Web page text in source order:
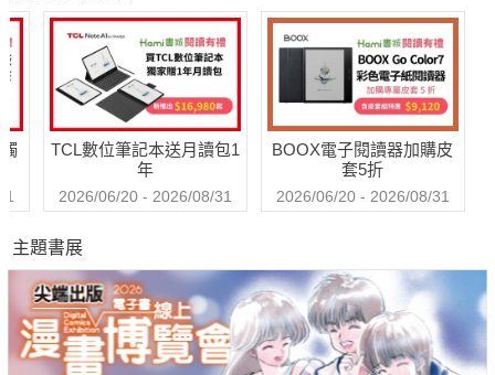
你想活出怎樣的人生？
▍當今困住我們的，不只是外在的規範，
▍還有人類與生俱來的恐懼、偏見、自戀和秩序感。
如何在混亂中找到人生意義？
也許，答案就藏在那個黑暗的房間裡。
★本書特色：
巧【附放下執念明
信片圖】
TCL數位筆記本送月讀包1
年
2026/06/20 - 2026/08/31
BOOX電子閱讀器加購皮
套5折
2026/06/20 - 2026/08/31
主題書展